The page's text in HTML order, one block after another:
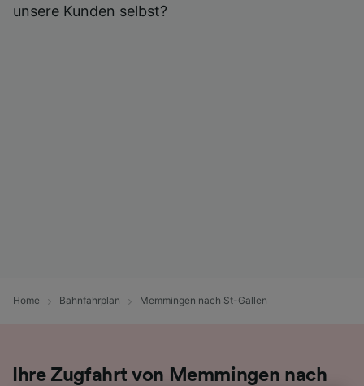
unsere Kunden selbst?
Home Bahnfahrplan Memmingen nach St-Gallen
Ihre Zugfahrt von Memmingen nach